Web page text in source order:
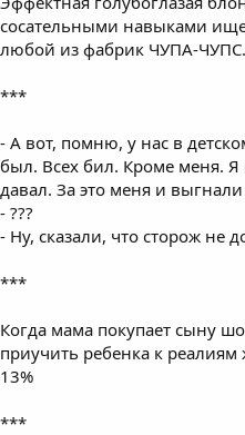
сосательными навыками
любой из фабрик ЧУПА-
***
- А вот, помню, у нас в
был. Всех бил. Кроме меня. Я
давал. За это меня и выгнали
- ???
- Ну, сказали, что сторож не
***
Когда мама покупает сыну
приучить ребенка к реалиям
13%
***